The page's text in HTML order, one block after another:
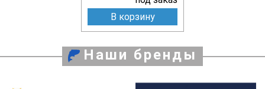
В корзину
Наши бренды